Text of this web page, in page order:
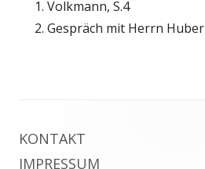
Volkmann, S.4
Gespräch mit Herrn Huber
Inhalt
KONTAKT
IMPRESSUM